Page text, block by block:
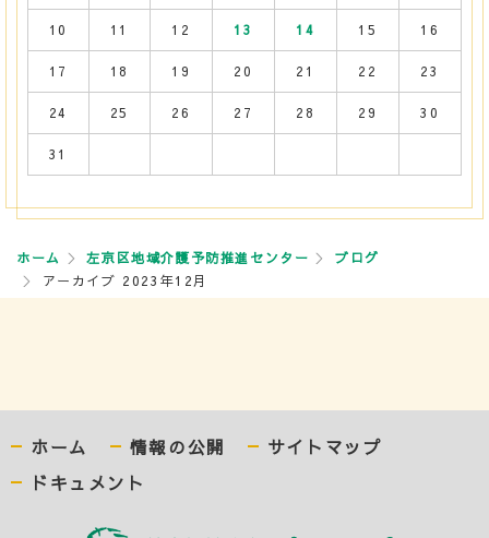
10 11 12 13 14 15 16
17 18 19 20 21 22 23
24 25 26 27 28 29 30
31
ホーム 左京区地域介護予防推進センター
ブログ
アーカイブ 2023年12月
ホーム 情報の公開
サイトマップ
ドキュメント